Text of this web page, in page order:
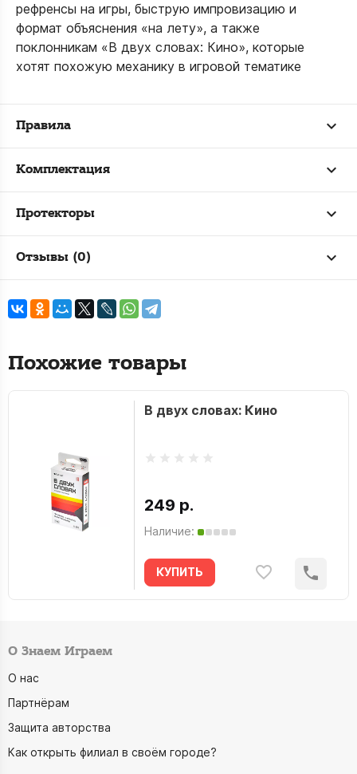
рефренсы на игры, быструю импровизацию и
формат объяснения «на лету», а также
поклонникам «В двух словах: Кино», которые
хотят похожую механику в игровой тематике
Правила
Комплектация
Протекторы
Отзывы (0)
Похожие товары
В двух словах: Кино
249 р.
Наличие:
КУПИТЬ
О Знаем Играем
О нас
Партнёрам
Защита авторства
Как открыть филиал в своём городе?